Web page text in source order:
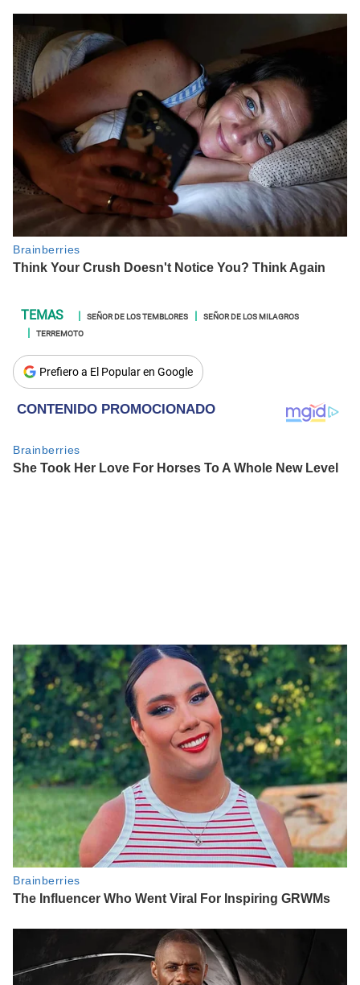
SEÑOR DE LOS TEMBLORES
SEÑOR DE LOS MILAGROS
TERREMOTO
Prefiero a El Popular en Google